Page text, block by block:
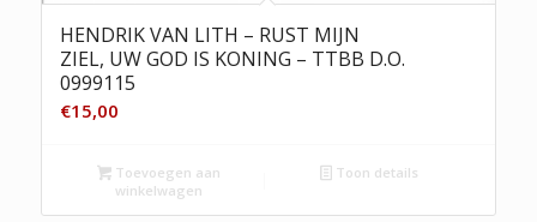
HENDRIK VAN LITH – RUST MIJN
ZIEL, UW GOD IS KONING – TTBB D.O.
0999115
€15,00
Toevoegen aan
winkelwagen
Toon details